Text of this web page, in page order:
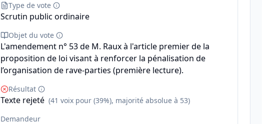
Type de vote
Scrutin public ordinaire
Objet du vote
L'amendement n° 53 de M. Raux à l'article premier de la
proposition de loi visant à renforcer la pénalisation de
l’organisation de rave-parties (première lecture).
Résultat
Texte rejeté (41 voix pour (39%), majorité absolue à 53)
Demandeur